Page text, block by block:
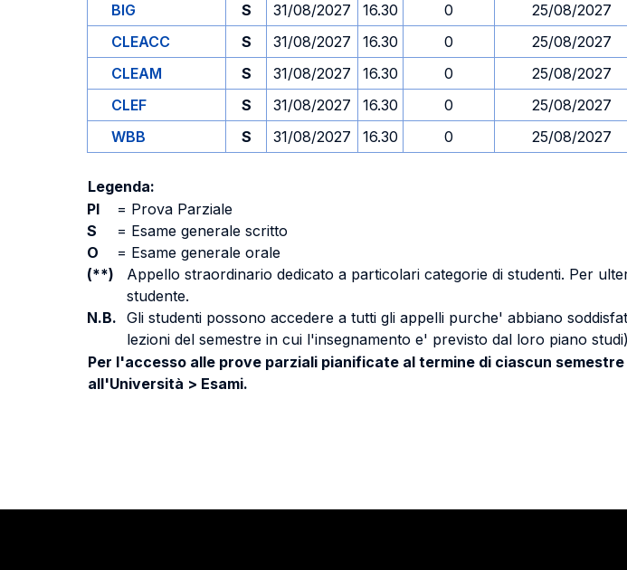
BIG
S 31/08/2027 16.30 0
25/08/2027
CLEACC
S 31/08/2027 16.30 0
25/08/2027
CLEAM
S 31/08/2027 16.30 0
25/08/2027
CLEF
S 31/08/2027 16.30 0
25/08/2027
WBB
S 31/08/2027 16.30 0 25/08/2027
Legenda:
PI
= Prova Parziale
S
= Esame generale scritto
O
= Esame generale orale
(**)
Appello straordinario dedicato a particolari categorie di studenti. Per
studente.
N.B. Gli studenti possono accedere a tutti gli appelli purche' abbiano
lezioni del semestre in cui l'insegnamento e' previsto dal loro piano studi)
Per l'accesso alle prove parziali pianificate al termine di ciascun
all'Università > Esami.